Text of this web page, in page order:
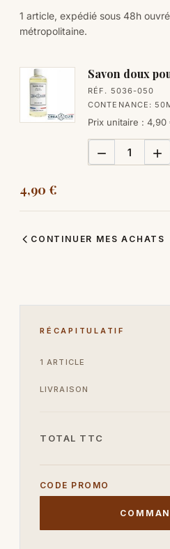
1 article, expédié sous 48h
métropolitaine.
Savon doux
RÉF. 5036-050
CONTENANCE:
Prix unitaire : 4,90
 
4,90 €
CONTINUER MES ACHATS
RÉCAPITULATIF
1 ARTICLE
LIVRAISON
TOTAL TTC
CODE PROMO